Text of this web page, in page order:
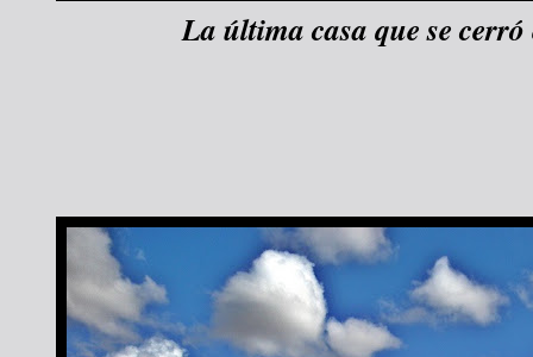
La última casa que se